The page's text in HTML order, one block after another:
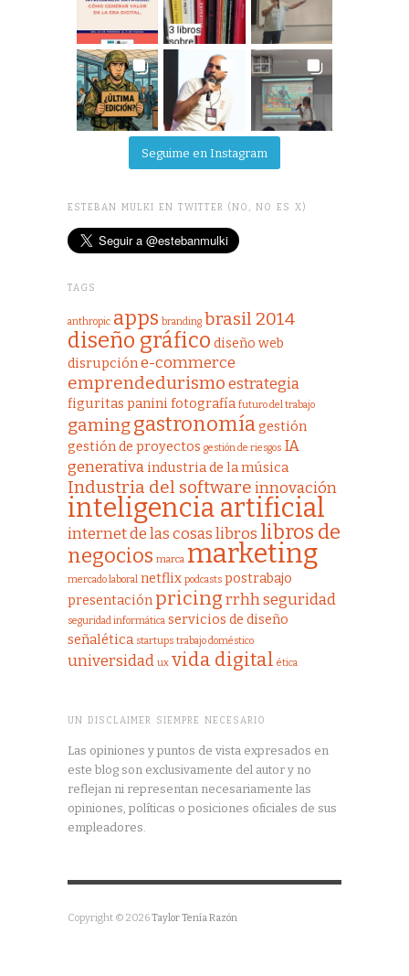
Seguime en Instagram
ESTEBAN MULKI EN TWITTER (NO, NO ES X)
TAGS
anthropic apps branding brasil 2014
diseño gráfico diseño web
disrupcióne-commerce
emprendedurismoestrategia
figuritas panini fotografía futuro del trabajo
gaminggastronomíagestión
gestión de proyectos gestión de riesgos IA
generativa industria de la música
Industria del softwareinnovación
inteligencia artificial
internet de las cosaslibros libros de
negocios marca marketing
mercado laboral netflix podcasts postrabajo
presentación pricingrrhhseguridad
seguridad informática servicios de diseño
señalética startups trabajo doméstico
universidad ux vida digital ética
UN DISCLAIMER SIEMPRE NECESARIO
Las opiniones y puntos de vista expresados en
este blog son exclusivamente del autor y no
reflejan ni representan necesariamente las
opiniones, políticas o posiciones oficiales de sus
empleadores.
Copyright © 2026Taylor Tenía Razón